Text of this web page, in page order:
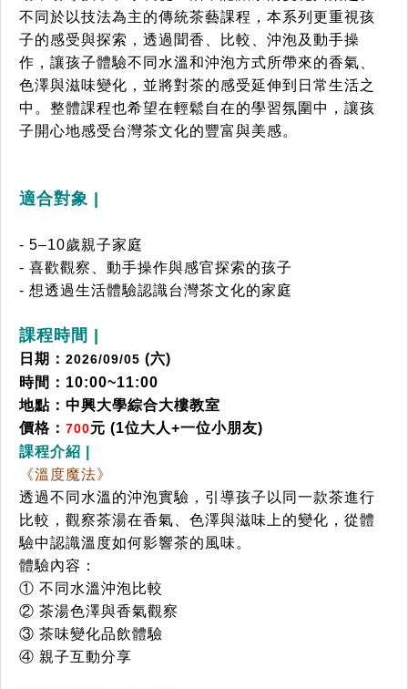
不同於以技法為主的傳統茶藝課程，本系列更重視孩
⼦的感受與探索，透過聞⾹、比較、沖泡及動⼿操
作，讓孩⼦體驗不同⽔溫和沖泡⽅式所帶來的⾹氣、
⾊澤與滋味變化，並將對茶的感受延伸到⽇常⽣活之
中。整體課程也希望在輕鬆⾃在的學習氛圍中，讓孩
⼦開⼼地感受台灣茶⽂化的豐富與美感。
適合對象 |
- 5–10歲親⼦家庭
- 喜歡觀察、動⼿操作與感官探索的孩⼦
- 想透過⽣活體驗認識台灣茶⽂化的家庭
課程時間 |
日期： 2026/09/05 (六)
時間：10:00~11:00
地點：中興大學綜合大樓教室
價格： 700元 (1位大人+一位小朋友)
課程介紹
《溫度魔法》
透過不同⽔溫的沖泡實驗，引導孩⼦以同⼀款茶進⾏
比較，觀察茶湯在⾹氣、⾊澤與滋味上 的變化，從體
驗中認識溫度如何影響茶的風味。
體驗內容：
① 不同⽔溫沖泡比較
② 茶湯⾊澤與⾹氣觀察
③ 茶味變化品飲體驗
④ 親⼦互動分享